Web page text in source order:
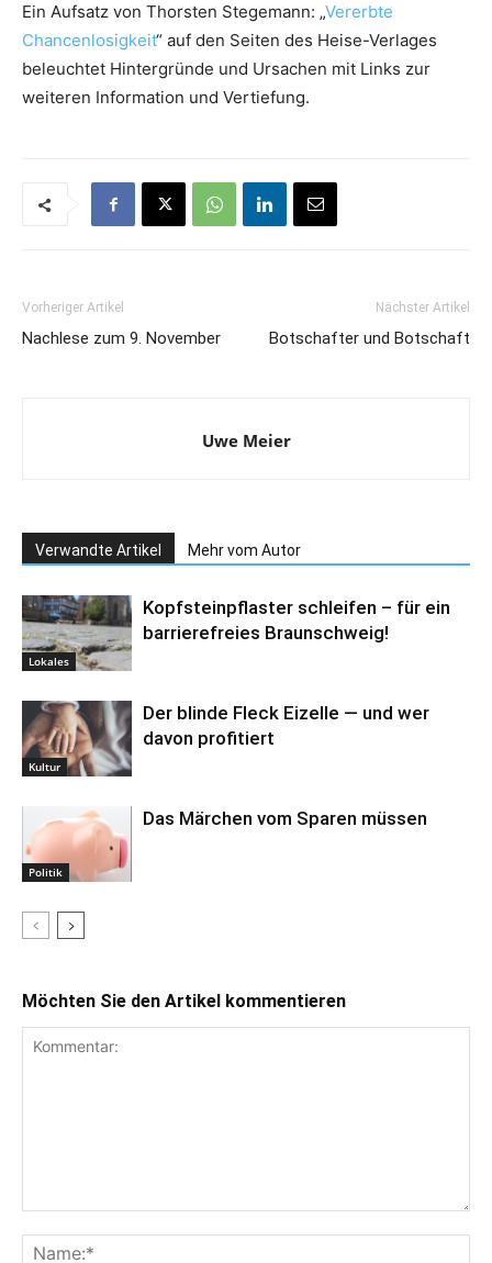
Ein Aufsatz von Thorsten Stegemann: „Vererbte
Chancenlosigkeit“ auf den Seiten des Heise-Verlages
beleuchtet Hintergründe und Ursachen mit Links zur
weiteren Information und Vertiefung.
Vorheriger Artikel
Nachlese zum 9. November
Nächster Artikel
Botschafter und Botschaft
Uwe Meier
Verwandte Artikel Mehr vom Autor
Lokales
Kopfsteinpflaster schleifen – für ein
barrierefreies Braunschweig!
Kultur
Der blinde Fleck Eizelle — und wer
davon profitiert
Politik
Das Märchen vom Sparen müssen
Möchten Sie den Artikel kommentieren